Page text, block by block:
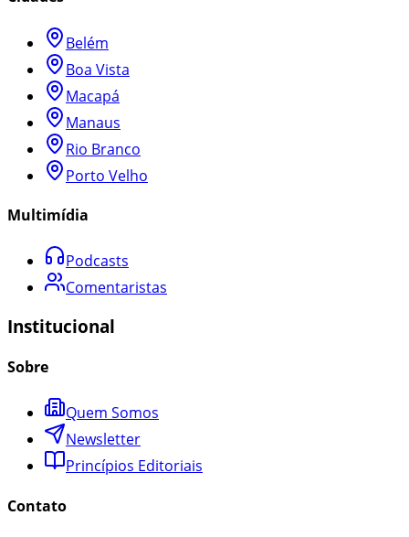
Belém
Boa Vista
Macapá
Manaus
Rio Branco
Porto Velho
Multimídia
Podcasts
Comentaristas
Institucional
Sobre
Quem Somos
Newsletter
Princípios Editoriais
Contato